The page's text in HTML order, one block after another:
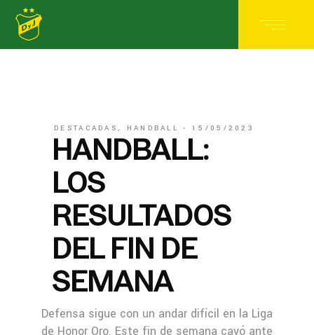
DESTACADAS, HANDBALL 15/05/2023
HANDBALL:
LOS
RESULTADOS
DEL FIN DE
SEMANA
Defensa sigue con un andar difícil en la Liga
de Honor Oro. Este fin de semana cayó ante